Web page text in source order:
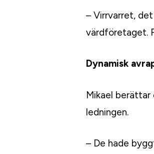
– Virrvarret,
värdföretaget.
Dynamisk
Mikael
ledningen.
– De hade